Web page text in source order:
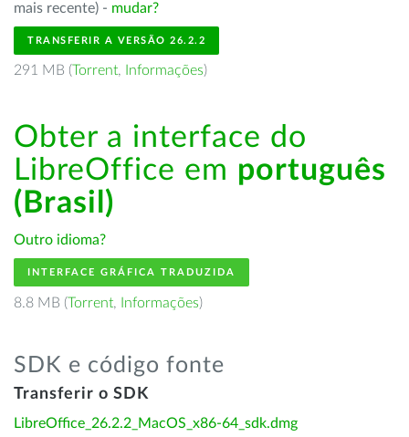
mais recente) - mudar?
TRANSFERIR A VERSÃO 26.2.2
291 MB (Torrent, Informações)
Obter a interface do
LibreOffice em português
(Brasil)
Outro idioma?
INTERFACE GRÁFICA TRADUZIDA
8.8 MB (Torrent, Informações)
SDK e código fonte
Transferir o SDK
LibreOffice_26.2.2_MacOS_x86-64_sdk.dmg